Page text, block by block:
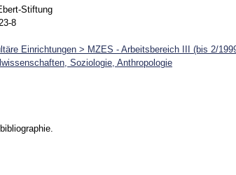
Stiftung
8
Einrichtungen > MZES - Arbeitsbereich III (bis 2/
Soziologie, Anthropologie